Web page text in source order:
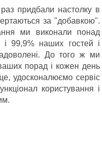
придбали настолку в
за "добавкою".
ми виконали понад
і 99,9% наших гостей і
До того ж ми
порад і кожен день
удосконалюємо сервіс
користування і